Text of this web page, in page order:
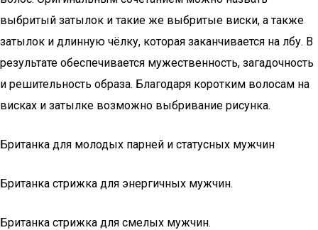
выбритый затылок и такие же выбритые виски, а также
затылок и длинную чёлку, которая заканчивается на лбу. В
результате обеспечивается мужественность, загадочность
и решительность образа. Благодаря коротким волосам на
висках и затылке возможно выбривание рисунка.
Британка для молодых парней и статусных мужчин
Британка стрижка для энергичных мужчин.
Британка стрижка для смелых мужчин.